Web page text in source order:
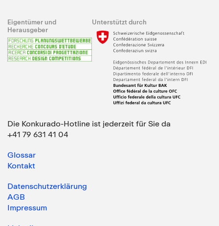
Eigentümer und
Herausgeber
Unterstützt durch
Die Konkurado-Hotline ist jederzeit für Sie da
+41 79 631 41 04
Glossar
Kontakt
Datenschutzerklärung
AGB
Impressum